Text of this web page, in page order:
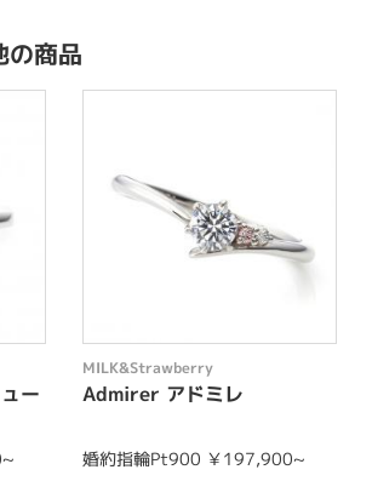
の商品
ー
MILK&Strawberry
Admirer アドミレ
婚約指輪Pt900 ￥197,900~